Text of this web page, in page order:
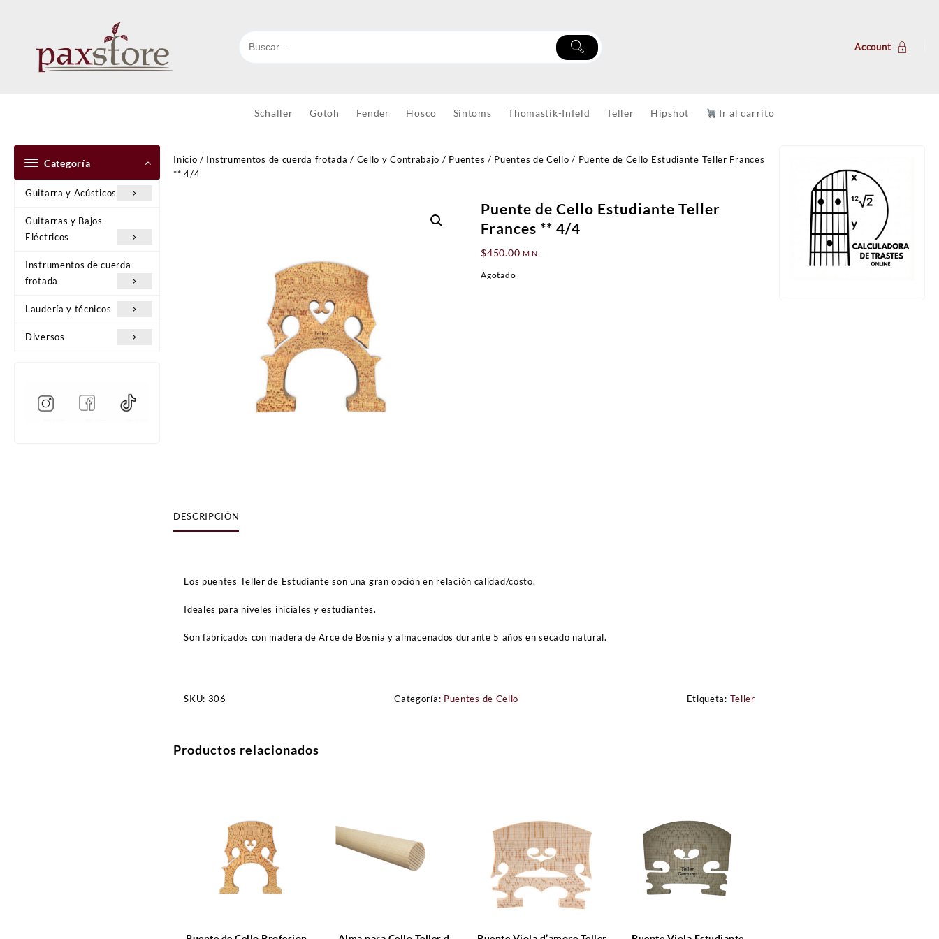
Account
Schaller Gotoh Fender Hosco Sintoms Thomastik-Infeld Teller Hipshot Ir al carrito
Categoría
Guitarra y Acústicos
Guitarras y Bajos
Eléctricos
Instrumentos de cuerda
frotada
Laudería y técnicos
Diversos
Inicio / Instrumentos de cuerda frotada / Cello y Contrabajo / Puentes / Puentes de Cello / Puente de Cello Estudiante Teller Frances
** 4/4
Puente de Cello Estudiante Teller
Frances ** 4/4
$450.00 M.N.
Agotado
DESCRIPCIÓN
Los puentes Teller de Estudiante son una gran opción en relación calidad/costo.
Ideales para niveles iniciales y estudiantes.
Son fabricados con madera de Arce de Bosnia y almacenados durante 5 años en secado natural.
SKU: 306 Categoría: Puentes de Cello Etiqueta: Teller
Productos relacionados